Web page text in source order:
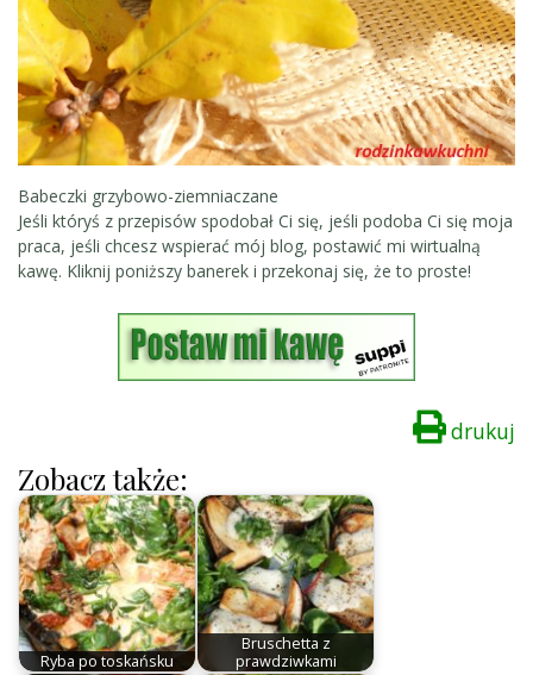
Babeczki grzybowo-ziemniaczane
Jeśli któryś z przepisów spodobał Ci się, jeśli podoba Ci się moja
praca, jeśli chcesz wspierać mój blog, postawić mi wirtualną
kawę. Kliknij poniższy banerek i przekonaj się, że to proste!
drukuj
Zobacz także:
Ryba po toskańsku
Bruschetta z
prawdziwkami